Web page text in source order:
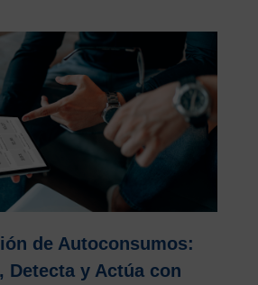
de Autoconsumos:
Detecta y Actúa con